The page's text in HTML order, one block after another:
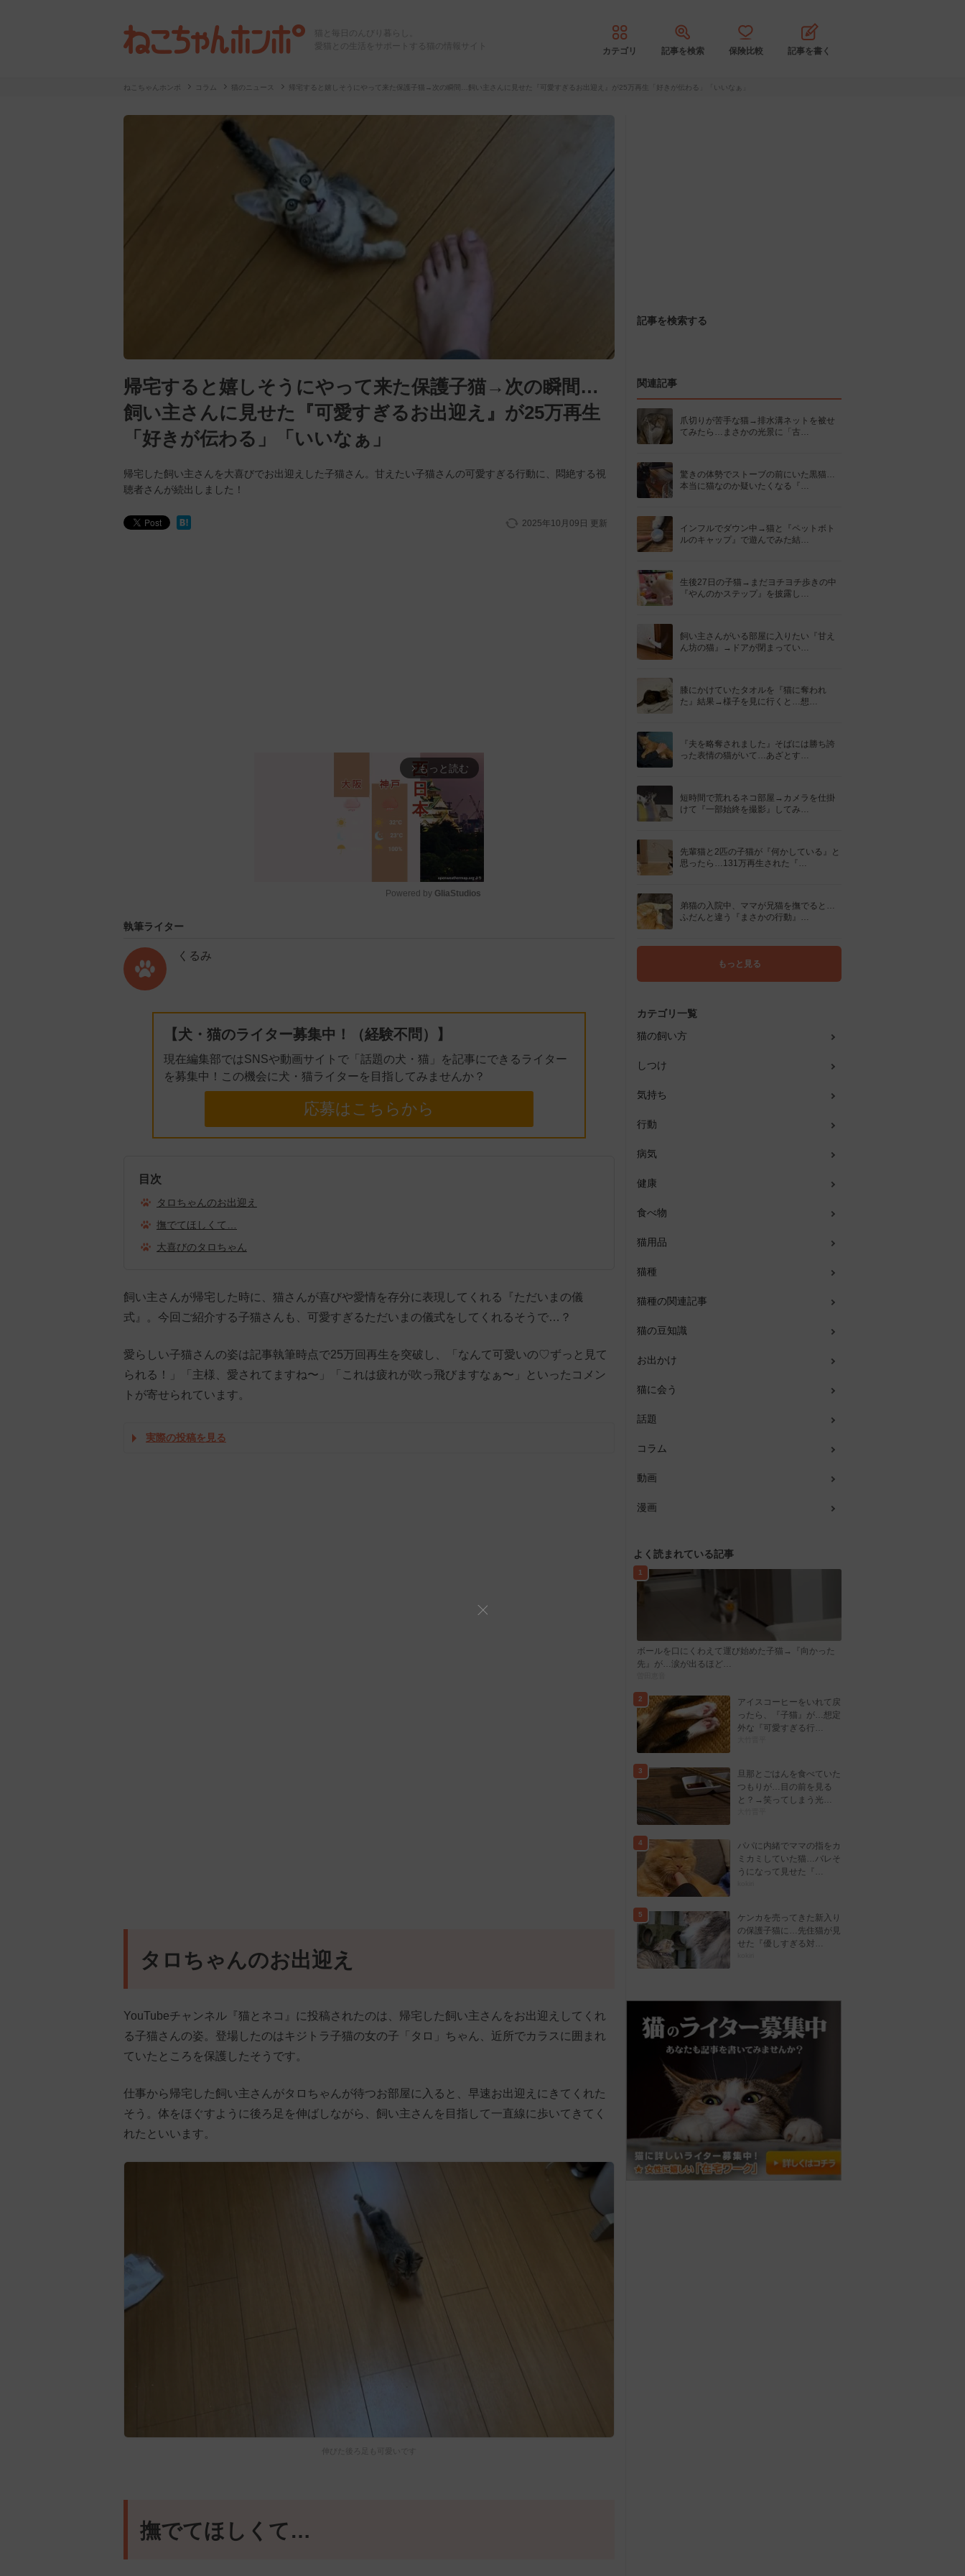
猫と毎日のんびり暮らし。
愛猫との生活をサポートする猫の情報サイト
カテゴリ 記事を検索 保険比較 記事を書く
ねこちゃんホンポ コラム 猫のニュース 帰宅すると嬉しそうにやって来た保護子猫→次の瞬間…飼い主さんに見せた『可愛すぎるお出迎え』が25万再生「好きが伝わる」「いいなぁ」
帰宅すると嬉しそうにやって来た保護子猫→次の瞬間…
飼い主さんに見せた『可愛すぎるお出迎え』が25万再生
「好きが伝わる」「いいなぁ」
帰宅した飼い主さんを大喜びでお出迎えした子猫さん。甘えたい子猫さんの可愛すぎる行動に、悶絶する視
聴者さんが続出しました！
2025年10月09日 更新
arrow_forward_ios もっと読む
Powered by GliaStudios
執筆ライター
くるみ
【犬・猫のライター募集中！（経験不問）】
現在編集部ではSNSや動画サイトで「話題の犬・猫」を記事にできるライター
を募集中！この機会に犬・猫ライターを目指してみませんか？
応募はこちらから
目次
タロちゃんのお出迎え
撫でてほしくて…
大喜びのタロちゃん
飼い主さんが帰宅した時に、猫さんが喜びや愛情を存分に表現してくれる『ただいまの儀
式』。今回ご紹介する子猫さんも、可愛すぎるただいまの儀式をしてくれるそうで…？
愛らしい子猫さんの姿は記事執筆時点で25万回再生を突破し、「なんて可愛いの♡ずっと見て
られる！」「主様、愛されてますね〜」「これは疲れが吹っ飛びますなぁ〜」といったコメン
トが寄せられています。
実際の投稿を見る
タロちゃんのお出迎え
YouTubeチャンネル『猫とネコ』に投稿されたのは、帰宅した飼い主さんをお出迎えしてくれ
る子猫さんの姿。登場したのはキジトラ子猫の女の子「タロ」ちゃん、近所でカラスに囲まれ
ていたところを保護したそうです。
仕事から帰宅した飼い主さんがタロちゃんが待つお部屋に入ると、早速お出迎えにきてくれた
そう。体をほぐすように後ろ足を伸ばしながら、飼い主さんを目指して一直線に歩いてきてく
れたといいます。
伸びた後ろ足も可愛いです
撫でてほしくて…
記事を検索する
関連記事
爪切りが苦手な猫→排水溝ネットを被せ
てみたら…まさかの光景に「古…
驚きの体勢でストーブの前にいた黒猫…
本当に猫なのか疑いたくなる『…
インフルでダウン中→猫と『ペットボト
ルのキャップ』で遊んでみた結…
生後27日の子猫→まだヨチヨチ歩きの中
『やんのかステップ』を披露し…
飼い主さんがいる部屋に入りたい『甘え
ん坊の猫』→ドアが閉まってい…
膝にかけていたタオルを『猫に奪われ
た』結果→様子を見に行くと…想…
『夫を略奪されました』そばには勝ち誇
った表情の猫がいて…あざとす…
短時間で荒れるネコ部屋→カメラを仕掛
けて『一部始終を撮影』してみ…
先輩猫と2匹の子猫が『何かしている』と
思ったら…131万再生された『…
弟猫の入院中、ママが兄猫を撫でると…
ふだんと違う『まさかの行動』…
もっと見る
カテゴリ一覧
猫の飼い方
しつけ
気持ち
行動
病気
健康
食べ物
猫用品
猫種
猫種の関連記事
猫の豆知識
お出かけ
猫に会う
話題
コラム
動画
漫画
よく読まれている記事
1
ボールを口にくわえて運び始めた子猫→『向かった
先』が…涙が出るほど…
2
アイスコーヒーをいれて戻
ったら、『子猫』が…想定
外な『可愛すぎる行…
3
旦那とごはんを食べていた
つもりが…目の前を見る
と？→笑ってしまう光…
4
パパに内緒でママの指をカ
ミカミしていた猫…バレそ
うになって見せた『…
5
ケンカを売ってきた新入り
の保護子猫に…先住猫が見
せた『優しすぎる対…